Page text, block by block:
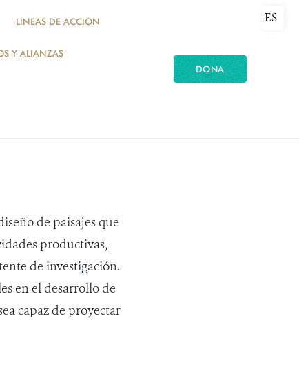
LÍNEAS DE ACCIÓN
Y ALIANZAS
DONA
ES
de paisajes que
productivas,
de investigación.
en el desarrollo de
capaz de proyectar